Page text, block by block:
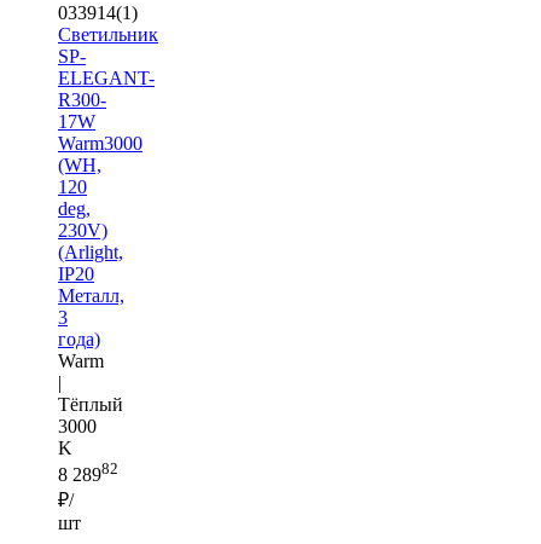
033914(1)
Светильник
SP-
ELEGANT-
R300-
17W
Warm3000
(WH,
120
deg,
230V)
(Arlight,
IP20
Металл,
3
года)
Warm
|
Тёплый
3000
K
8 28982
₽/
шт